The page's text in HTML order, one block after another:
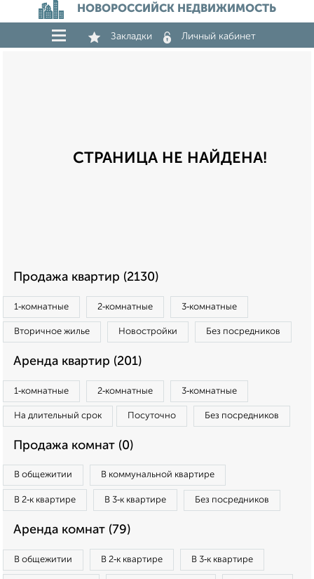
НОВОРОССИЙСК НЕДВИЖИМОСТЬ
Закладки Личный кабинет
СТРАНИЦА НЕ НАЙДЕНА!
Продажа квартир (2130)
1‑комнатные 2‑комнатные 3‑комнатные
Вторичное жилье Новостройки Без посредников
Аренда квартир (201)
1‑комнатные 2‑комнатные 3‑комнатные
На длительный срок Посуточно Без посредников
Продажа комнат (0)
В общежитии В коммунальной квартире
В 2‑к квартире В 3‑к квартире Без посредников
Аренда комнат (79)
В общежитии В 2‑к квартире В 3‑к квартире